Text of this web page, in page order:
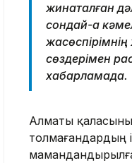
жинақталған
сондай-ақ
сөздерімен
хабарламада.
Алматы
толмағандардың